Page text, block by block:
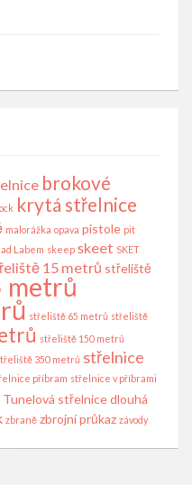
brokové
krytá střelnice
malorážka opava pistole pit
Labem skeep skeet SKET
15 metrů střeliště
metrů
střeliště 65 metrů střeliště
střeliště 150 metrů
350 metrů střelnice
příbram střelnice v příbrami
Tunelová střelnice dlouhá
zbraně zbrojní průkaz závody